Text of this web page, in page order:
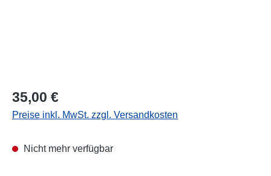
Regulärer Preis:
35,00 €
Preise inkl. MwSt. zzgl. Versandkosten
Nicht mehr verfügbar